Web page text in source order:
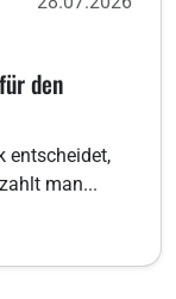
den
entscheidet,
man...